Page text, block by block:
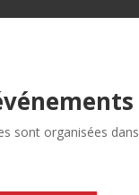
sont organisées